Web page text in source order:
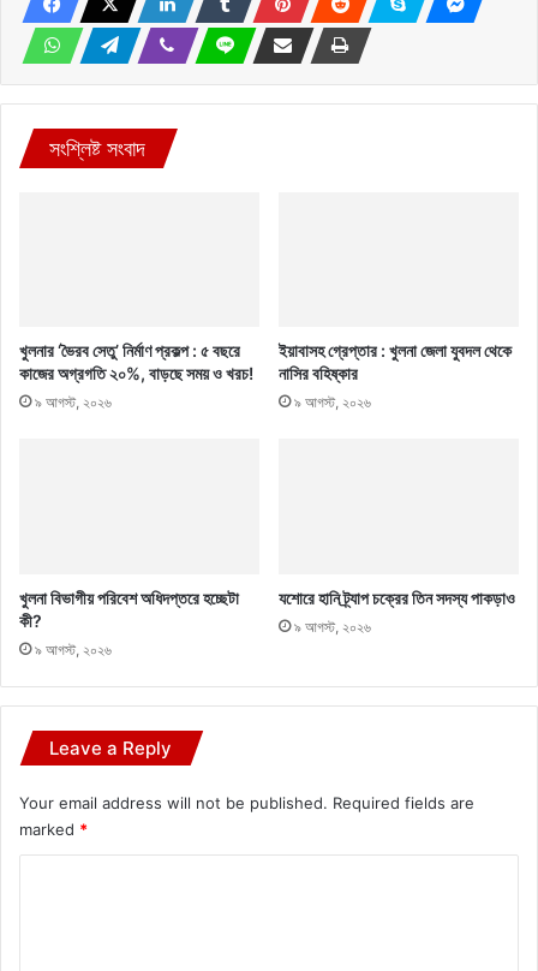
সংশ্লিষ্ট সংবাদ
খুলনার ‘ভৈরব সেতু’ নির্মাণ প্রকল্প : ৫ বছরে
কাজের অগ্রগতি ২০%, বাড়ছে সময় ও খরচ!
৯ আগস্ট, ২০২৬
ইয়াবাসহ গ্রেপ্তার : খুলনা জেলা যুবদল থেকে
নাসির বহিষ্কার
৯ আগস্ট, ২০২৬
খুলনা বিভাগীয় পরিবেশ অধিদপ্তরে হচ্ছেটা
কী?
৯ আগস্ট, ২০২৬
যশোরে হানি ট্র্যাপ চক্রের তিন সদস্য পাকড়াও
৯ আগস্ট, ২০২৬
Leave a Reply
Your email address will not be published. Required fields are
marked *